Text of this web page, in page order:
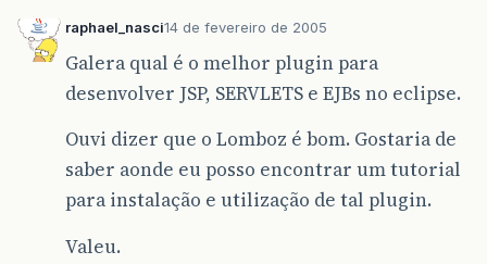
raphael_nasci14 de fevereiro de 2005
Galera qual é o melhor plugin para
desenvolver JSP, SERVLETS e EJBs no eclipse.
Ouvi dizer que o Lomboz é bom. Gostaria de
saber aonde eu posso encontrar um tutorial
para instalação e utilização de tal plugin.
Valeu.